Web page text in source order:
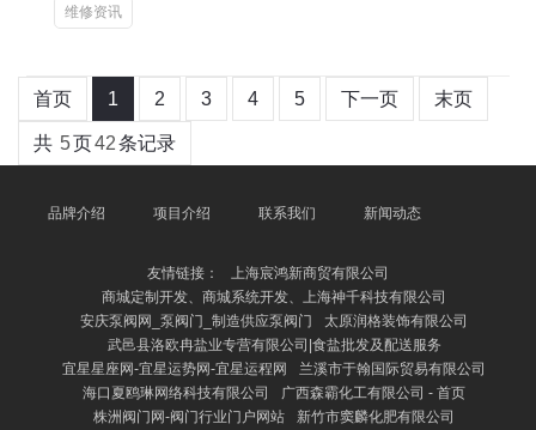
维修资讯
首页 1 2 3 4 5 下一页 末页
共 5页42条记录
品牌介绍 项目介绍 联系我们 新闻动态
友情链接：
上海宸鸿新商贸有限公司
商城定制开发、商城系统开发、上海神千科技有限公司
安庆泵阀网_泵阀门_制造供应泵阀门
太原润格装饰有限公司
武邑县洛欧冉盐业专营有限公司|食盐批发及配送服务
宜星星座网-宜星运势网-宜星运程网
兰溪市于翰国际贸易有限公司
海口夏鸥琳网络科技有限公司
广西森霸化工有限公司 - 首页
株洲阀门网-阀门行业门户网站
新竹市窦麟化肥有限公司